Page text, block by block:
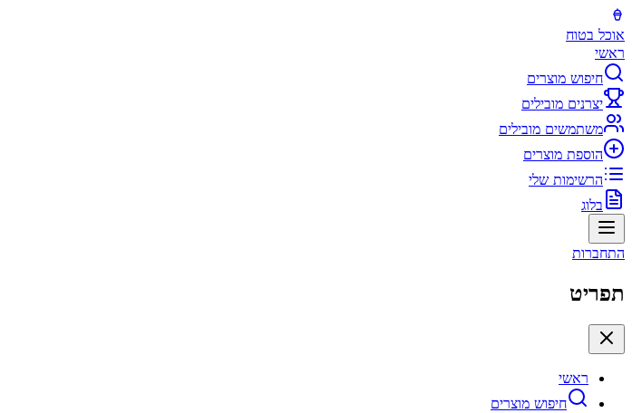
אוכל בטוח
ראשי
חיפוש מוצרים
יצרנים מובילים
משתמשים מובילים
הוספת מוצרים
הרשימות שלי
בלוג
התחברות
תפריט
ראשי
חיפוש מוצרים